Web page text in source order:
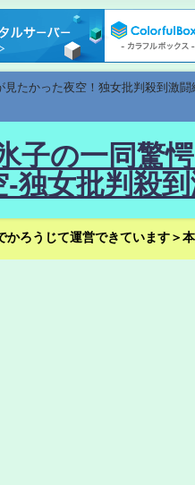
たかった夜空！独女批判殺到激
子の一同驚
独女批判殺
ろうじて運営できています＞